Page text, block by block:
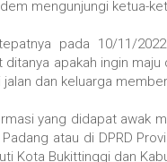
mengunjungi ketua-
pada 10/11/
apakah ingin
jalan dan keluarga
yang didapat awak
atau di DPRD
Kota Bukittinggi dan